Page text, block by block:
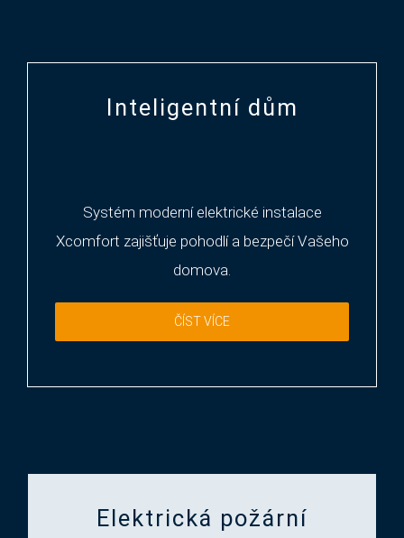
Inteligentní dům
Systém moderní elektrické instalace
Xcomfort zajišťuje pohodlí a bezpečí Vašeho
domova.
ČÍST VÍCE
Elektrická požární